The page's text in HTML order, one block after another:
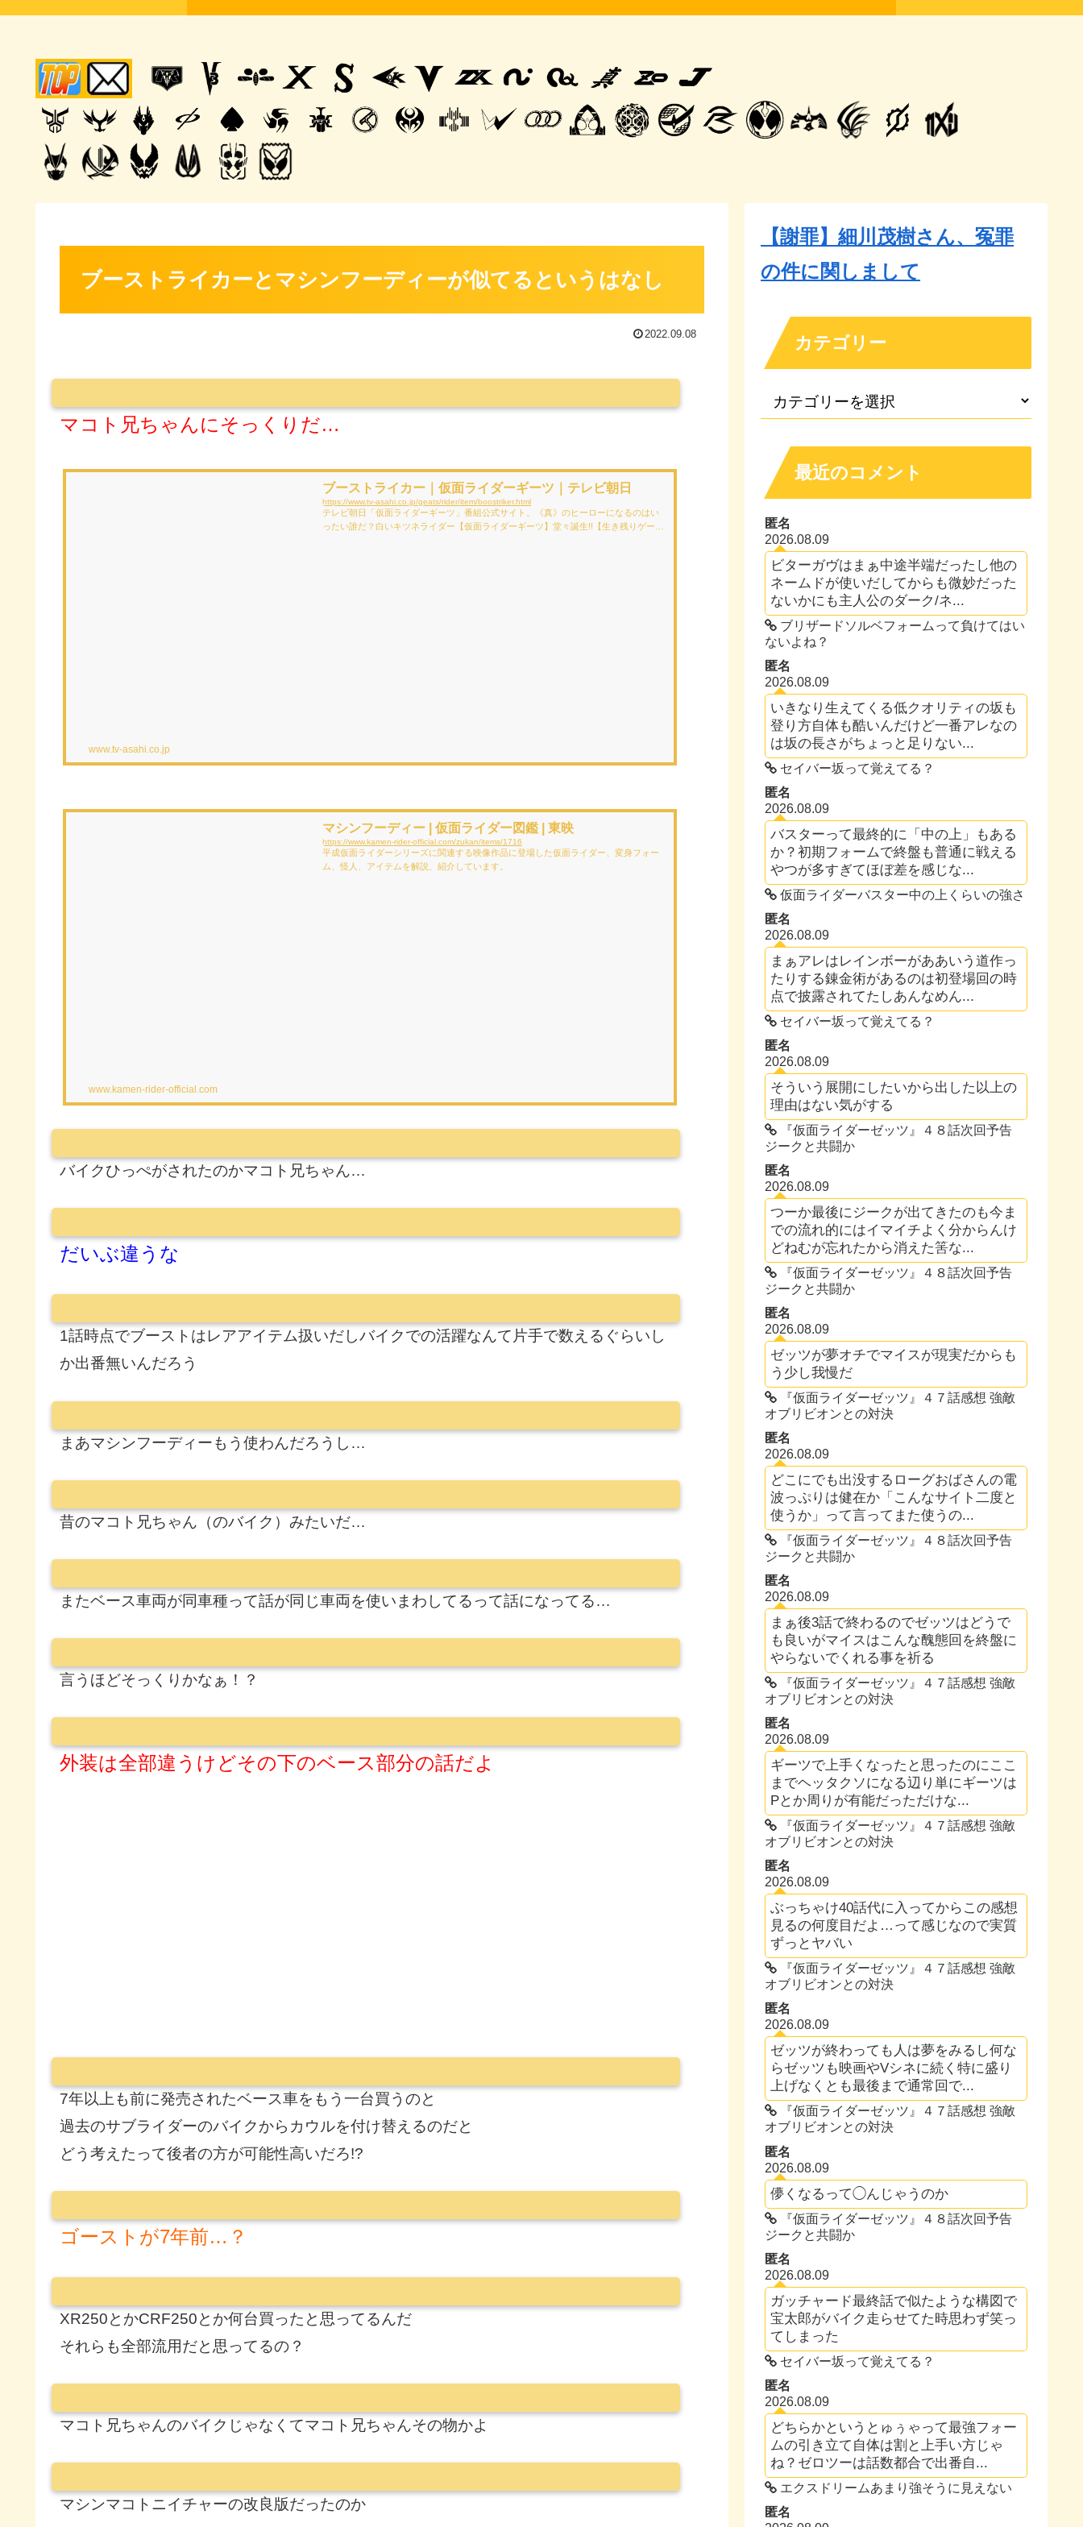
ブーストライカーとマシンフーディーが似てるというはなし
2022.09.08
マコト兄ちゃんにそっくりだ…
ブーストライカー｜仮面ライダーギーツ｜テレビ朝日
https://www.tv-asahi.co.jp/geats/rider/item/boostriker.html
テレビ朝日「仮面ライダーギーツ」番組公式サイト。《真》のヒーローになるのはい
ったい誰だ？白いキツネライダー【仮面ライダーギーツ】堂々誕生!!【生き残りゲー
www.tv-asahi.co.jp
マシンフーディー | 仮面ライダー図鑑 | 東映
https://www.kamen-rider-official.com/zukan/items/1716
平成仮面ライダーシリーズに関連する映像作品に登場した仮面ライダー、変身フォー
ム、怪人、アイテムを解説、紹介しています。
www.kamen-rider-official.com
バイクひっぺがされたのかマコト兄ちゃん…
だいぶ違うな
1話時点でブーストはレアアイテム扱いだしバイクでの活躍なんて片手で数えるぐらいし
か出番無いんだろう
まあマシンフーディーもう使わんだろうし…
昔のマコト兄ちゃん（のバイク）みたいだ…
またベース車両が同車種って話が同じ車両を使いまわしてるって話になってる…
言うほどそっくりかなぁ！？
外装は全部違うけどその下のベース部分の話だよ
7年以上も前に発売されたベース車をもう一台買うのと
過去のサブライダーのバイクからカウルを付け替えるのだと
どう考えたって後者の方が可能性高いだろ!?
ゴーストが7年前…？
XR250とかCRF250とか何台買ったと思ってるんだ
それらも全部流用だと思ってるの？
マコト兄ちゃんのバイクじゃなくてマコト兄ちゃんその物かよ
マシンマコトニイチャーの改良版だったのか
【謝罪】細川茂樹さん、冤罪
の件に関しまして
カテゴリー
最近のコメント
匿名
2026.08.09
ビターガヴはまぁ中途半端だったし他の
ネームドが使いだしてからも微妙だった
ないかにも主人公のダーク/ネ...
ブリザードソルベフォームって負けてはい
ないよね？
匿名
2026.08.09
いきなり生えてくる低クオリティの坂も
登り方自体も酷いんだけど一番アレなの
は坂の長さがちょっと足りない...
セイバー坂って覚えてる？
匿名
2026.08.09
バスターって最終的に「中の上」もある
か？初期フォームで終盤も普通に戦える
やつが多すぎてほぼ差を感じな...
仮面ライダーバスター中の上くらいの強さ
匿名
2026.08.09
まぁアレはレインボーがああいう道作っ
たりする錬金術があるのは初登場回の時
点で披露されてたしあんなめん...
セイバー坂って覚えてる？
匿名
2026.08.09
そういう展開にしたいから出した以上の
理由はない気がする
『仮面ライダーゼッツ』４８話次回予告
ジークと共闘か
匿名
2026.08.09
つーか最後にジークが出てきたのも今ま
での流れ的にはイマイチよく分からんけ
どねむが忘れたから消えた筈な...
『仮面ライダーゼッツ』４８話次回予告
ジークと共闘か
匿名
2026.08.09
ゼッツが夢オチでマイスが現実だからも
う少し我慢だ
『仮面ライダーゼッツ』４７話感想 強敵
オブリビオンとの対決
匿名
2026.08.09
どこにでも出没するローグおばさんの電
波っぷりは健在か「こんなサイト二度と
使うか」って言ってまた使うの...
『仮面ライダーゼッツ』４８話次回予告
ジークと共闘か
匿名
2026.08.09
まぁ後3話で終わるのでゼッツはどうで
も良いがマイスはこんな醜態回を終盤に
やらないでくれる事を祈る
『仮面ライダーゼッツ』４７話感想 強敵
オブリビオンとの対決
匿名
2026.08.09
ギーツで上手くなったと思ったのにここ
までヘッタクソになる辺り単にギーツは
Pとか周りが有能だっただけな...
『仮面ライダーゼッツ』４７話感想 強敵
オブリビオンとの対決
匿名
2026.08.09
ぶっちゃけ40話代に入ってからこの感想
見るの何度目だよ…って感じなので実質
ずっとヤバい
『仮面ライダーゼッツ』４７話感想 強敵
オブリビオンとの対決
匿名
2026.08.09
ゼッツが終わっても人は夢をみるし何な
らゼッツも映画やVシネに続く特に盛り
上げなくとも最後まで通常回で...
『仮面ライダーゼッツ』４７話感想 強敵
オブリビオンとの対決
匿名
2026.08.09
儚くなるって◯んじゃうのか
『仮面ライダーゼッツ』４８話次回予告
ジークと共闘か
匿名
2026.08.09
ガッチャード最終話で似たような構図で
宝太郎がバイク走らせてた時思わず笑っ
てしまった
セイバー坂って覚えてる？
匿名
2026.08.09
どちらかというとゅぅゃって最強フォー
ムの引き立て自体は割と上手い方じゃ
ね？ゼロツーは話数都合で出番自...
エクスドリームあまり強そうに見えない
匿名